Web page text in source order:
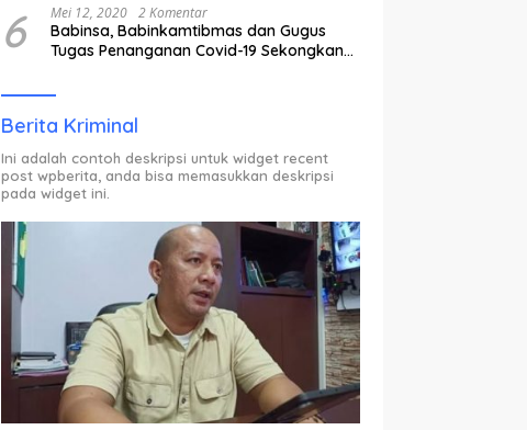
6 Mei 12, 2020 2 Komentar
Babinsa, Babinkamtibmas dan Gugus
Tugas Penanganan Covid-19 Sekongkang
ODP.
Berita Kriminal
Ini adalah contoh deskripsi untuk widget recent
post wpberita, anda bisa memasukkan deskripsi
pada widget ini.